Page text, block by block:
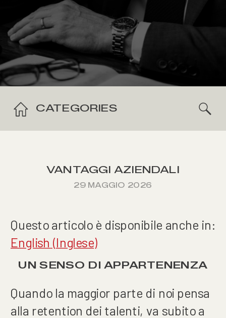
CATEGORIES
VANTAGGI AZIENDALI
29 MAGGIO 2026
Questo articolo è disponibile anche in:
English (Inglese)
UN SENSO DI APPARTENENZA
Quando la maggior parte di noi pensa
alla retention dei talenti, va subito a